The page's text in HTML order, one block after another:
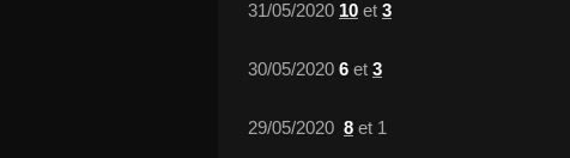
31/05/2020 10 et 3
30/05/2020 6 et 3
29/05/2020 8 et 1